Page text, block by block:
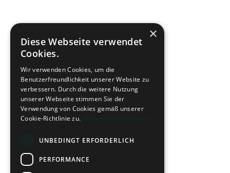
×
Diese Webseite verwendet
Cookies.
Wir verwenden Cookies, um die
Benutzerfreundlichkeit unserer Website zu
verbessern. Durch die weitere Nutzung
unserer Webseite stimmen Sie der
Verwendung von Cookies gemäß unserer
Cookie-Richtlinie zu. Weitere Informationen
UNBEDINGT ERFORDERLICH
PERFORMANCE